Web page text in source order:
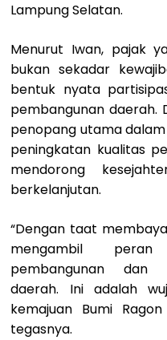
Lampung Selatan.
Menurut Iwan, pajak
bukan sekadar
bentuk nyata
pembangunan daerah.
penopang utama
peningkatan kualitas
mendorong
berkelanjutan.
“Dengan taat
mengambil
pembangunan dan
daerah. Ini adalah
kemajuan Bumi
tegasnya.